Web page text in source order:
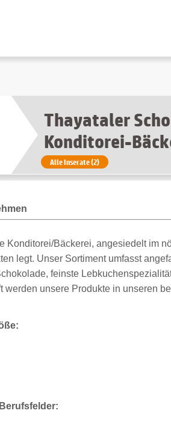
Thayataler
Konditorei-
Alle Inserate (2)
Konditorei/Bäckerei, angesiedelt im
legt. Unser Sortiment umfasst
feinste
werden unsere Produkte in unseren